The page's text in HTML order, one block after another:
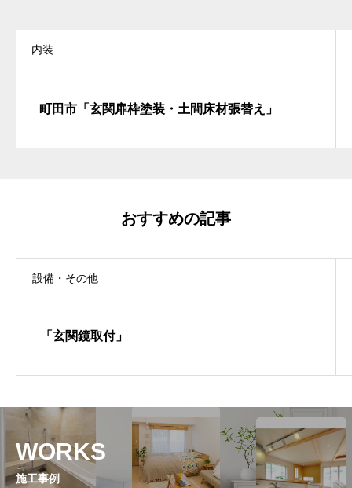
内装
町田市「玄関扉枠塗装・土間床材張替え」
おすすめの記事
設備・その他
「玄関鏡取付」
WORKS
施工事例